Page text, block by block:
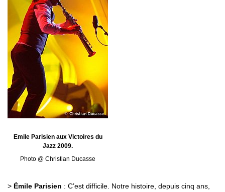
Emile Parisien aux Victoires du
Jazz 2009.
Photo @ Christian Ducasse
> Émile Parisien : C’est difficile. Notre histoire, depuis cinq ans,